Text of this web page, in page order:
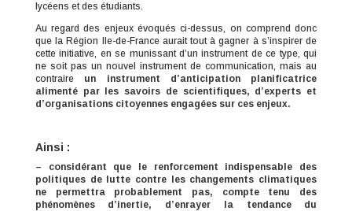
lycéens et des étudiants.
Au regard des enjeux évoqués ci-dessus, on comprend donc
que la Région Ile-de-France aurait tout à gagner à s’inspirer de
cette initiative, en se munissant d’un instrument de ce type, qui
ne soit pas un nouvel instrument de communication, mais au
contraire un instrument d’anticipation planificatrice
alimenté par les savoirs de scientifiques, d’experts et
d’organisations citoyennes engagées sur ces enjeux.
Ainsi :
– considérant que le renforcement indispensable des
politiques de lutte contre les changements climatiques
ne permettra probablement pas, compte tenu des
phénomènes d’inertie, d’enrayer la tendance du